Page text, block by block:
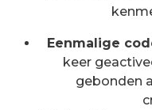
Eenmalige
keer
gebonden